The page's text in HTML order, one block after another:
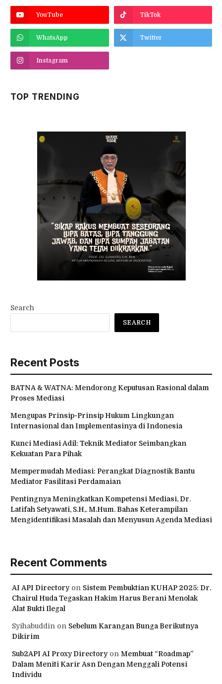
YouTube TikTok
WhatsApp Twitter
Instagram
TOP TRENDING
Search
SEARCH
Recent Posts
BATNA & WATNA: Mendorong Keputusan Rasional dalam
Proses Mediasi
Mengupas Prinsip-Prinsip Hukum Lingkungan
Internasional dan Implementasinya di Indonesia
Kunci Mediasi Adil: Teknik Mediator Seimbangkan
Kekuatan Para Pihak
Mempermudah Mediasi: Perangkat Diagnostik Bantu
Mediator Fasilitasi Perdamaian
Pentingnya Meningkatkan Kompetensi Mediasi, Dr.
Latifah Setyawati, S.H,. M.Hum. Bahas Keterampilan
Mengidentifikasi Masalah dan Menyusun Agenda Mediasi
Recent Comments
AI API Directoryon Sistem Pembuktian KUHAP 2025: Dr.
Chairul Huda Tegaskan Hakim Harus Berani Menolak
Alat Bukti Ilegal
Syihabuddin on Sebelum Karangan Bunga Berikutnya
Dikirim
Sub2API AI Proxy Directoryon Membuat “Roadmap”
Dalam Meniti Karir Asn Dengan Menggali Potensi
Individu